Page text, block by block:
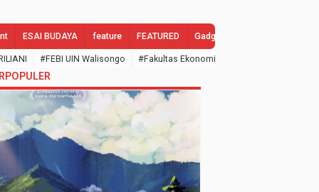
ESAI BUDAYA feature FEATURED Gadgets
#FEBI UIN Walisongo #Fakultas Ekonomi dan Bisnis Islam